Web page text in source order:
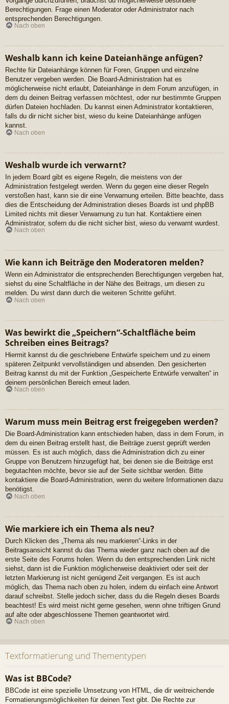
Berechtigungen. Frage einen Moderator oder Administrator nach
entsprechenden Berechtigungen.
Nach oben
Weshalb kann ich keine Dateianhänge anfügen?
Rechte für Dateianhänge können für Foren, Gruppen und einzelne
Benutzer vergeben werden. Die Board-Administration hat es
möglicherweise nicht erlaubt, Dateianhänge in dem Forum anzufügen, in
dem du deinen Beitrag verfassen möchtest, oder nur bestimmte Gruppen
dürfen Dateien hochladen. Du kannst einen Administrator kontaktieren,
falls du dir nicht sicher bist, wieso du keine Dateianhänge anfügen
kannst.
Nach oben
Weshalb wurde ich verwarnt?
In jedem Board gibt es eigene Regeln, die meistens von der
Administration festgelegt werden. Wenn du gegen eine dieser Regeln
verstoßen hast, kann sie dir eine Verwarnung erteilen. Bitte beachte, dass
dies die Entscheidung der Administration dieses Boards ist und phpBB
Limited nichts mit dieser Verwarnung zu tun hat. Kontaktiere einen
Administrator, sofern du die nicht sicher bist, wieso du verwarnt wurdest.
Nach oben
Wie kann ich Beiträge den Moderatoren melden?
Wenn ein Administrator die entsprechenden Berechtigungen vergeben hat,
siehst du eine Schaltfläche in der Nähe des Beitrags, um diesen zu
melden. Du wirst dann durch die weiteren Schritte geführt.
Nach oben
Was bewirkt die „Speichern“-Schaltfläche beim
Schreiben eines Beitrags?
Hiermit kannst du die geschriebene Entwürfe speichern und zu einem
späteren Zeitpunkt vervollständigen und absenden. Den gesicherten
Beitrag kannst du mit der Funktion „Gespeicherte Entwürfe verwalten“ in
deinem persönlichen Bereich erneut laden.
Nach oben
Warum muss mein Beitrag erst freigegeben werden?
Die Board-Administration kann entschieden haben, dass in dem Forum, in
dem du einen Beitrag erstellt hast, die Beiträge zuerst geprüft werden
müssen. Es ist auch möglich, dass die Administration dich zu einer
Gruppe von Benutzern hinzugefügt hat, bei denen sie die Beiträge erst
begutachten möchte, bevor sie auf der Seite sichtbar werden. Bitte
kontaktiere die Board-Administration, wenn du weitere Informationen dazu
benötigst.
Nach oben
Wie markiere ich ein Thema als neu?
Durch Klicken des „Thema als neu markieren“-Links in der
Beitragsansicht kannst du das Thema wieder ganz nach oben auf die
erste Seite des Forums holen. Wenn du den entsprechenden Link nicht
siehst, dann ist die Funktion möglicherweise deaktiviert oder seit der
letzten Markierung ist nicht genügend Zeit vergangen. Es ist auch
möglich, das Thema nach oben zu holen, indem du einfach eine Antwort
darauf schreibst. Stelle jedoch sicher, dass du die Regeln dieses Boards
beachtest! Es wird meist nicht gerne gesehen, wenn ohne triftigen Grund
auf alte oder abgeschlossene Themen geantwortet wird.
Nach oben
Textformatierung und Thementypen
Was ist BBCode?
BBCode ist eine spezielle Umsetzung von HTML, die dir weitreichende
Formatierungsmöglichkeiten für deinen Text gibt. Die Rechte zur